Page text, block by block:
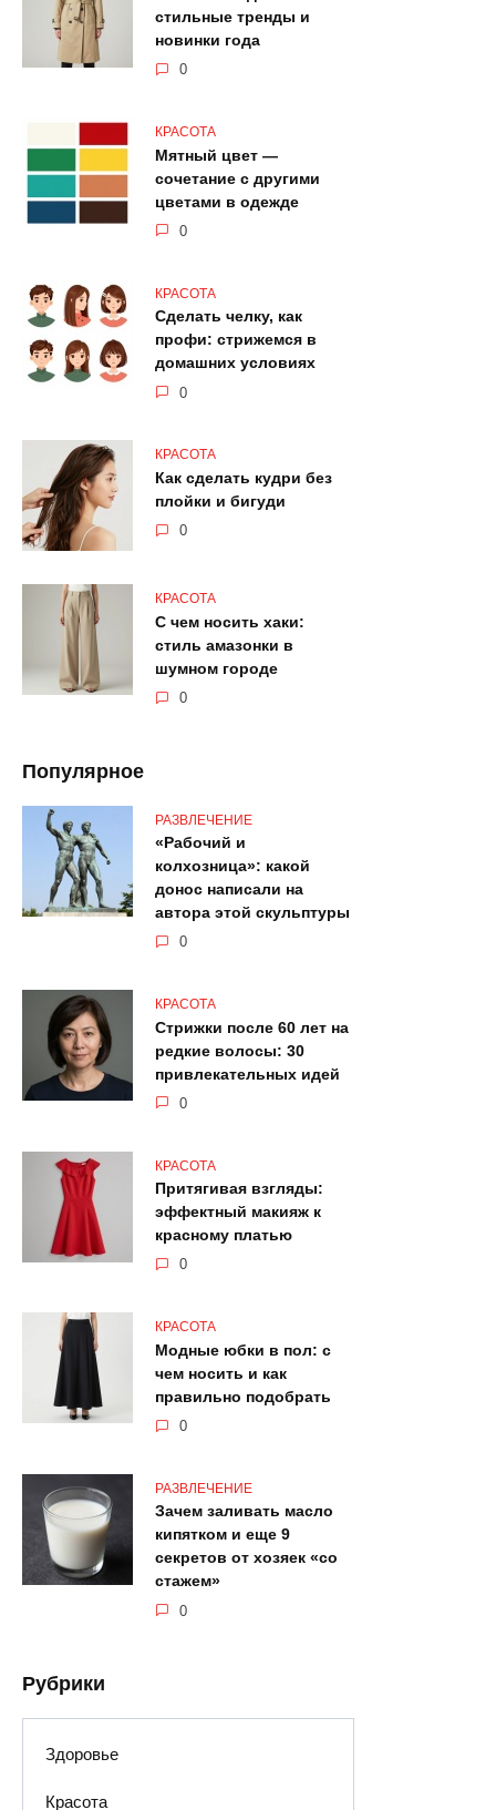
стильные тренды и
новинки года
0
КРАСОТА
Мятный цвет —
сочетание с другими
цветами в одежде
0
КРАСОТА
Сделать челку, как
профи: стрижемся в
домашних условиях
0
КРАСОТА
Как сделать кудри без
плойки и бигуди
0
КРАСОТА
С чем носить хаки:
стиль амазонки в
шумном городе
0
Популярное
РАЗВЛЕЧЕНИЕ
«Рабочий и
колхозница»: какой
донос написали на
автора этой скульптуры
0
КРАСОТА
Стрижки после 60 лет на
редкие волосы: 30
привлекательных идей
0
КРАСОТА
Притягивая взгляды:
эффектный макияж к
красному платью
0
КРАСОТА
Модные юбки в пол: с
чем носить и как
правильно подобрать
0
РАЗВЛЕЧЕНИЕ
Зачем заливать масло
кипятком и еще 9
секретов от хозяек «со
стажем»
0
Рубрики
Здоровье
Красота